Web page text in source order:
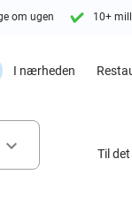
om ugen 10+
I nærheden
keyboard_arrow_down Til